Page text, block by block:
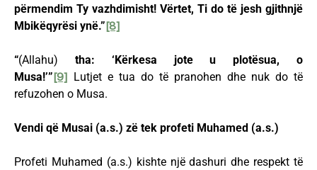
përmendim Ty vazhdimisht! Vërtet, Ti do të jesh gjithnjë
Mbikëqyrësi ynë.”[8]
“(Allahu) tha: ‘Kërkesa jote u plotësua, o
Musa!’”[9] Lutjet e tua do të pranohen dhe nuk do të
refuzohen o Musa.
Vendi që Musai (a.s.) zë tek profeti Muhamed (a.s.)
Profeti Muhamed (a.s.) kishte një dashuri dhe respekt të